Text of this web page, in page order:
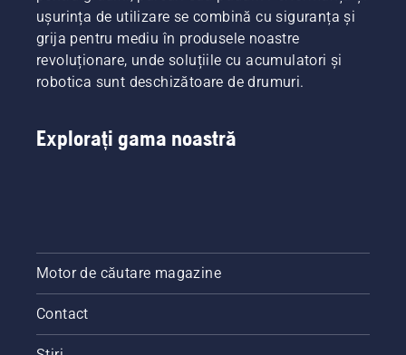
ușurința de utilizare se combină cu siguranța și
grija pentru mediu în produsele noastre
revoluționare, unde soluțiile cu acumulatori și
robotica sunt deschizătoare de drumuri.
Explorați gama noastră
Motor de căutare magazine
Contact